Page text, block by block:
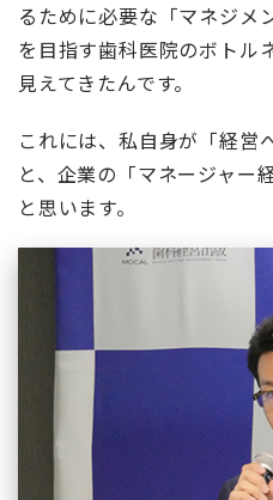
るために必要な「マネジメ
を目指す歯科医院のボトル
見えてきたんです。
これには、私自身が「経営
と、企業の「マネージャー
と思います。